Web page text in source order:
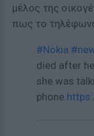
μέλος της
πως το
#Nokia
died after
she was
phone.